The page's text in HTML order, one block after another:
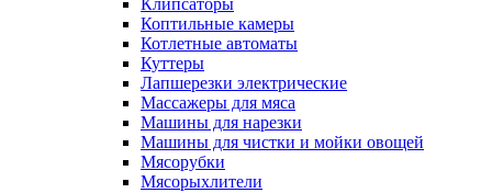
Коптильные камеры
Котлетные автоматы
Куттеры
Лапшерезки электрические
Массажеры для мяса
Машины для нарезки
Машины для чистки и мойки овощей
Мясорубки
Мясорыхлители